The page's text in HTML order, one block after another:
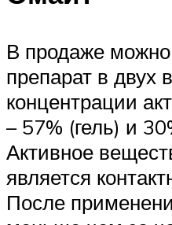
В продаже можно
препарат в двух
концентрации
– 57% (гель) и
Активное
является
После